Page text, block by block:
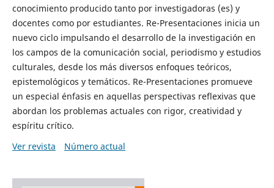
conocimiento producido tanto por investigadoras (es) y
docentes como por estudiantes. Re-Presentaciones inicia un
nuevo ciclo impulsando el desarrollo de la investigación en
los campos de la comunicación social, periodismo y estudios
culturales, desde los más diversos enfoques teóricos,
epistemológicos y temáticos. Re-Presentaciones promueve
un especial énfasis en aquellas perspectivas reflexivas que
abordan los problemas actuales con rigor, creatividad y
espíritu crítico.
Ver revista
Número actual